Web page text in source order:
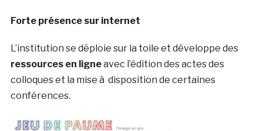
Forte présence sur internet
L’institution se déploie sur la toile et développe des
ressources en ligneavec l’édition des actes des
colloques et la mise à disposition de certaines
conférences.